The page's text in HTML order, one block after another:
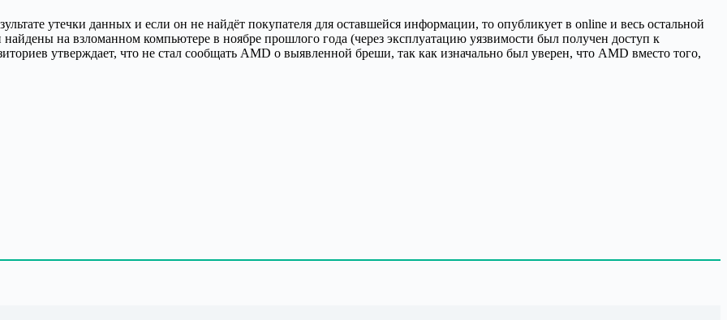
утечки данных и если он не найдёт покупателя для оставшейся информации, то опубликует в online и весь остальной
на взломанном компьютере в ноябре прошлого года (через эксплуатацию уязвимости был получен доступ к
утверждает, что не стал сообщать AMD о выявленной бреши, так как изначально был уверен, что AMD вместо того,